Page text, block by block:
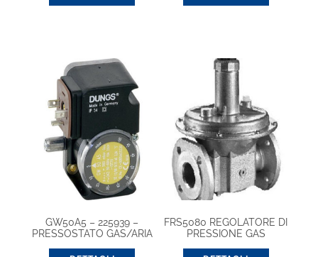
GW50A5 – 225939 –
PRESSOSTATO GAS/ARIA
FRS5080 REGOLATORE DI
PRESSIONE GAS